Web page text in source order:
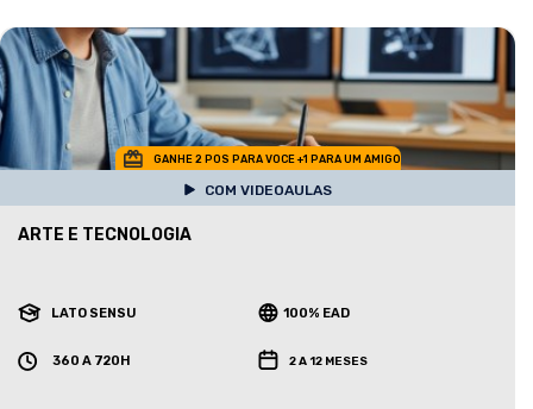
GANHE 2 POS PARA VOCE +1 PARA UM AMIGO
COM VIDEOAULAS
ARTE E TECNOLOGIA
LATO SENSU 100% EAD
360 A 720H 2 A 12 MESES